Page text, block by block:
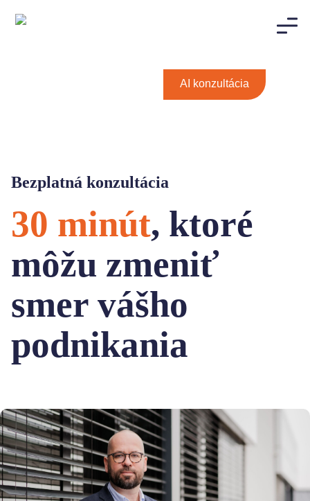
AI konzultácia
Bezplatná konzultácia
30 minút, ktoré
môžu zmeniť
smer vášho
podnikania